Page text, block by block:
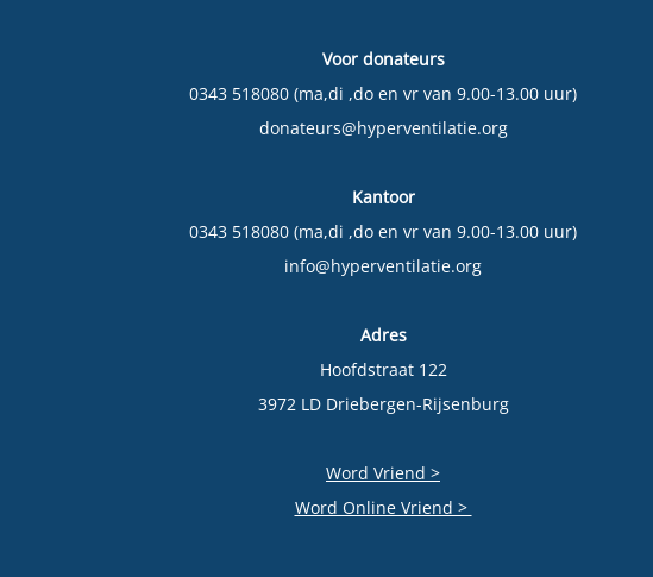
Voor donateurs
0343 518080 (ma,di ,do en vr van 9.00-13.00 uur)
donateurs@hyperventilatie.org
Kantoor
0343 518080 (ma,di ,do en vr van 9.00-13.00 uur)
info@hyperventilatie.org
Adres
Hoofdstraat 122
3972 LD Driebergen-Rijsenburg
Word Vriend >
Word Online Vriend >